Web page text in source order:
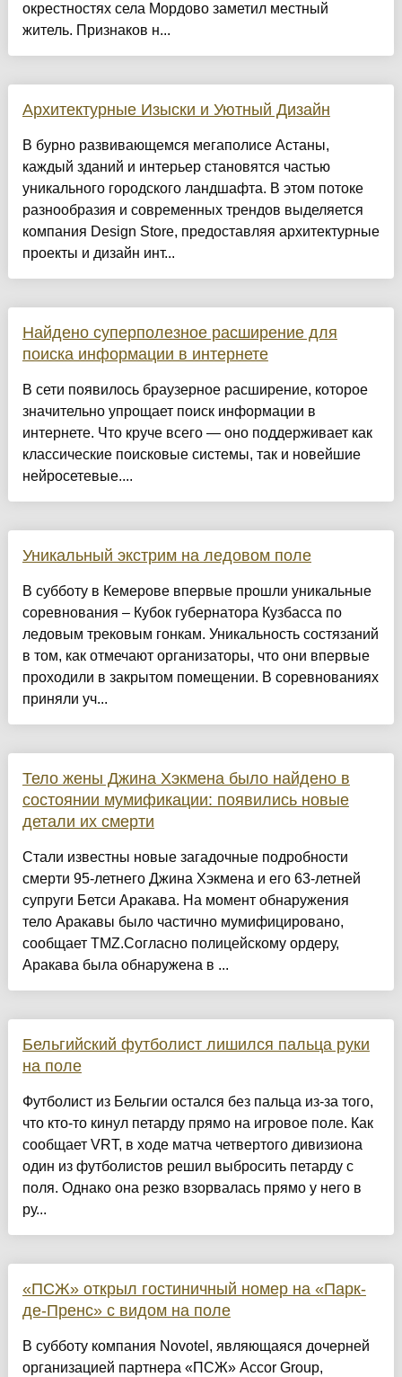
окрестностях села Мордово заметил местный
житель. Признаков н...
Архитектурные Изыски и Уютный Дизайн
​В бурно развивающемся мегаполисе Астаны,
каждый зданий и интерьер становятся частью
уникального городского ландшафта. В этом потоке
разнообразия и современных трендов выделяется
компания Design Store, предоставляя архитектурные
проекты и дизайн инт...
Найдено суперполезное расширение для
поиска информации в интернете
В сети появилось браузерное расширение, которое
значительно упрощает поиск информации в
интернете. Что круче всего — оно поддерживает как
классические поисковые системы, так и новейшие
нейросетевые....
Уникальный экстрим на ледовом поле
В субботу в Кемерове впервые прошли уникальные
соревнования – Кубок губернатора Кузбасса по
ледовым трековым гонкам. Уникальность состязаний
в том, как отмечают организаторы, что они впервые
проходили в закрытом помещении. В соревнованиях
приняли уч...
Тело жены Джина Хэкмена было найдено в
состоянии мумификации: появились новые
детали их смерти
Стали известны новые загадочные подробности
смерти 95-летнего Джина Хэкмена и его 63-летней
супруги Бетси Аракава. На момент обнаружения
тело Аракавы было частично мумифицировано,
сообщает TMZ.Согласно полицейскому ордеру,
Аракава была обнаружена в ...
Бельгийский футболист лишился пальца руки
на поле
Футболист из Бельгии остался без пальца из-за того,
что кто-то кинул петарду прямо на игровое поле. Как
сообщает VRT, в ходе матча четвертого дивизиона
один из футболистов решил выбросить петарду с
поля. Однако она резко взорвалась прямо у него в
ру...
«ПСЖ» открыл гостиничный номер на «Парк-
де-Пренс» с видом на поле
В субботу компания Novotel, являющаяся дочерней
организацией партнера «ПСЖ» Accor Group,